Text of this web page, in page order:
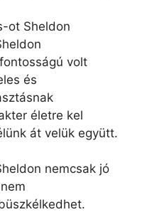
ot Sheldon
volt
és
életre kel
át velük együtt.
nemcsak jó